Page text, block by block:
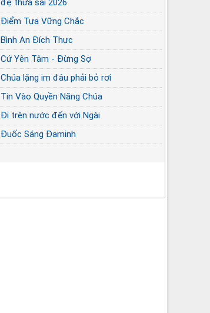
Điểm Tựa Vững Chắc
Bình An Đích Thực
Cứ Yên Tâm - Đừng Sợ
Chúa lặng im đâu phải bỏ rơi
Tin Vào Quyền Năng Chúa
Đi trên nước đến với Ngài
Đuốc Sáng Đaminh